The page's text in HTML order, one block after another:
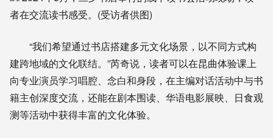
者在交流读书感受。(受访者供图)
“我们希望通过书店搭建多元文化场景，以不同方式构
建跨地域的文化联结。”芮奇说，读者可以在昆曲体验课上
向专业演员学习唱腔、念白和身段，在主编对话活动中与书
籍主创深度交流，还能在剧本围读、华语电影展映、日食观
测等活动中获得丰富的文化体验。